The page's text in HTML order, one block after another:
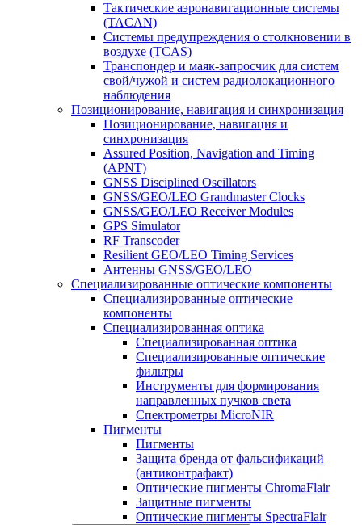
Тактические аэронавигационные системы
(TACAN)
Системы предупреждения о столкновении в
воздухе (TCAS)
Транспондер и маяк-запросчик для систем
свой/чужой и систем радиолокационного
наблюдения
Позиционирование, навигация и синхронизация
Позиционирование, навигация и
синхронизация
Assured Position, Navigation and Timing
(APNT)
GNSS Disciplined Oscillators
GNSS/GEO/LEO Grandmaster Clocks
GNSS/GEO/LEO Receiver Modules
GPS Simulator
RF Transcoder
Resilient GEO/LEO Timing Services
Антенны GNSS/GEO/LEO
Специализированные оптические компоненты
Специализированные оптические
компоненты
Специализированная оптика
Специализированная оптика
Специализированные оптические
фильтры
Инструменты для формирования
направленных пучков света
Спектрометры MicroNIR
Пигменты
Пигменты
Защита бренда от фальсификаций
(антиконтрафакт)
Оптические пигменты ChromaFlair
Защитные пигменты
Оптические пигменты SpectraFlair